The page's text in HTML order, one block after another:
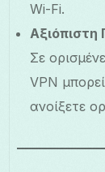
Wi-Fi.
Αξιόπιστη
Σε
VPN
ανοίξετε